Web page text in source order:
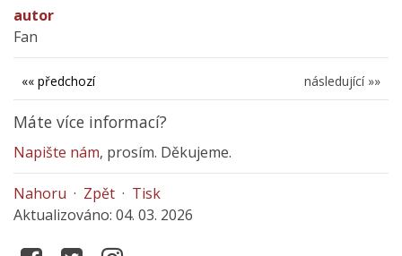
autor
Fan
následující »»
«« předchozí
Máte více informací?
Napište nám, prosím. Děkujeme.
Nahoru · Zpět · Tisk
Aktualizováno: 04. 03. 2026